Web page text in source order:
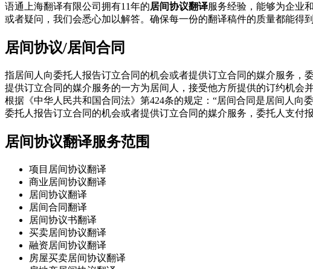
语通上海翻译有限公司拥有11年的居间协议翻译服务经验，能够为企业
或者疑问，我们会悉心加以解答。确保每一份的翻译稿件的质量都能得到
居间协议/居间合同
指居间人向委托人报告订立合同的机会或者提供订立合同的媒介服务，
提供订立合同的媒介服务的一方为居间人，接受他方所提供的订约机会
根据《中华人民共和国合同法》第424条的规定：“居间合同是居间人
委托人报告订立合同的机会或者提供订立合同的媒介服务，委托人支付
居间协议翻译服务范围
项目居间协议翻译
商业居间协议翻译
居间协议翻译
居间合同翻译
居间协议书翻译
买卖居间协议翻译
融资居间协议翻译
房屋买卖居间协议翻译